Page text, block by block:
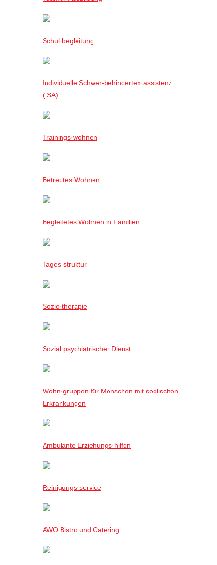
Schul·begleitung
Individuelle Schwer-behinderten·assistenz
(ISA)
Trainings·wohnen
Betreutes Wohnen
Begleitetes Wohnen in Familien
Tages·struktur
Sozio·therapie
Sozial·psychiatrischer Dienst
Wohn·gruppen für Menschen mit seelischen
Erkrankungen
Ambulante Erziehungs·hilfen
Reinigungs·service
AWO Bistro und Catering